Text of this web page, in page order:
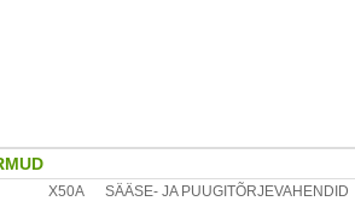
X50A SÄÄSE- JA PUUGITÕRJEVAHENDID